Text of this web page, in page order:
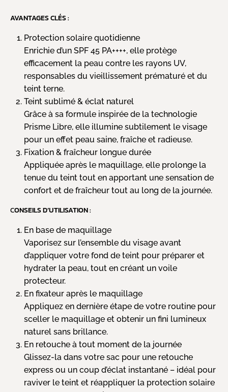
AVANTAGES CLÉS :
Protection solaire quotidienne
Enrichie d’un SPF 45 PA++++, elle protège
efficacement la peau contre les rayons UV,
responsables du vieillissement prématuré et du
teint terne.
Teint sublimé & éclat naturel
Grâce à sa formule inspirée de la technologie
Prisme Libre, elle illumine subtilement le visage
pour un effet peau saine, fraîche et radieuse.
Fixation & fraîcheur longue durée
Appliquée après le maquillage, elle prolonge la
tenue du teint tout en apportant une sensation de
confort et de fraîcheur tout au long de la journée.
CONSEILS D’UTILISATION :
En base de maquillage
Vaporisez sur l’ensemble du visage avant
d’appliquer votre fond de teint pour préparer et
hydrater la peau, tout en créant un voile
protecteur.
En fixateur après le maquillage
Appliquez en dernière étape de votre routine pour
sceller le maquillage et obtenir un fini lumineux
naturel sans brillance.
En retouche à tout moment de la journée
Glissez-la dans votre sac pour une retouche
express ou un coup d’éclat instantané – idéal pour
raviver le teint et réappliquer la protection solaire